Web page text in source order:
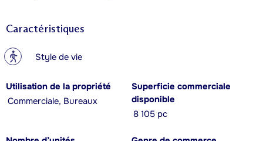
Caractéristiques
? Style de vie
Utilisation de la propriété
Commerciale, Bureaux
Superficie commerciale
disponible
8 105 pc